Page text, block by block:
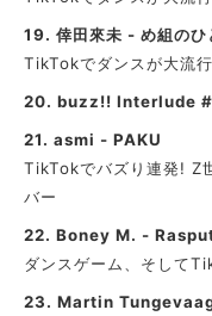
19. 倖田來未 - め組のひ
TikTokでダンスが大流
20. buzz!! Interlude
21. asmi - PAKU
TikTokでバズり連発! Z
バー
22. Boney M. -
ダンスゲーム、そして
23. Martin